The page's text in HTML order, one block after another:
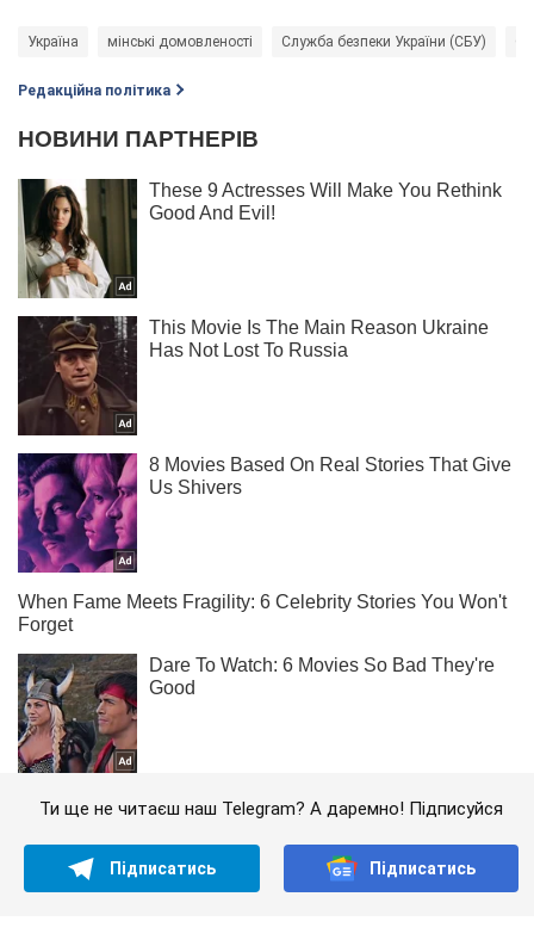
Україна мінські домовленості Служба безпеки України (СБУ)
Редакційна політика
Ти ще не читаєш наш Telegram? А даремно! Підписуйся
Підписатись Підписатись